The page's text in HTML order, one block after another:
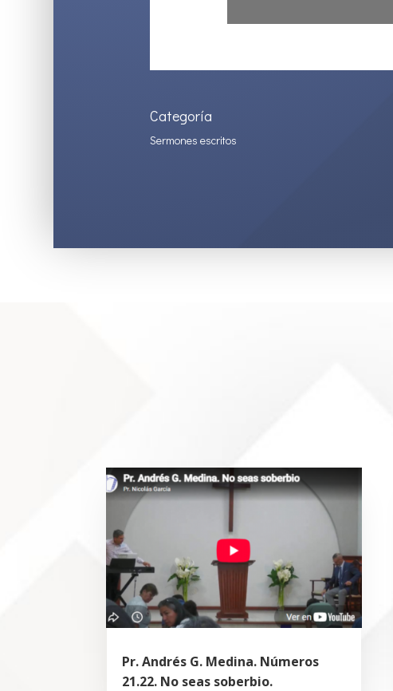
Categoría
Sermones escritos
Pr. Andrés G. Medina. Números
21.22. No seas soberbio.